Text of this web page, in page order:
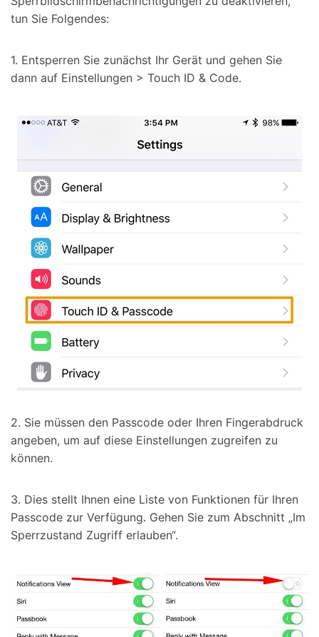
tun Sie Folgendes:
1. Entsperren Sie zunächst Ihr Gerät und gehen Sie
dann auf Einstellungen > Touch ID & Code.
2. Sie müssen den Passcode oder Ihren Fingerabdruck
angeben, um auf diese Einstellungen zugreifen zu
können.
3. Dies stellt Ihnen eine Liste von Funktionen für Ihren
Passcode zur Verfügung. Gehen Sie zum Abschnitt „Im
Sperrzustand Zugriff erlauben“.